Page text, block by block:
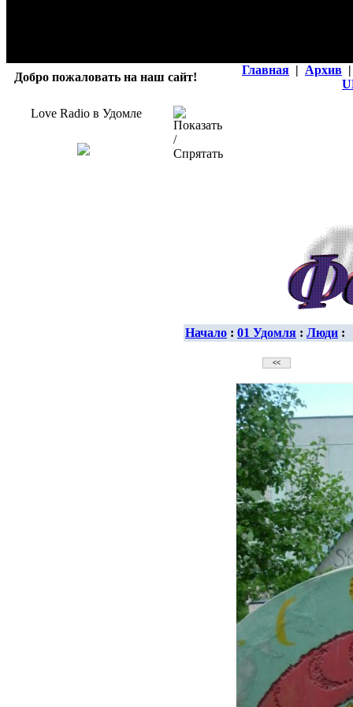
Добро пожаловать на наш сайт!
Главная | Архив |
Love Radio в Удомле
Начало : 01 Удомля : Люди :